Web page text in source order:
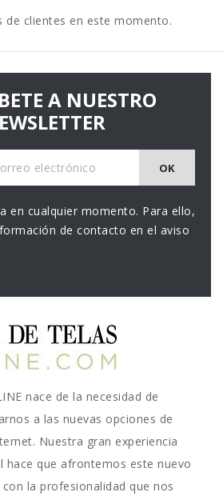
de clientes en este momento.
A NUESTRO
en cualquier momento. Para ello,
de contacto en el aviso
nace de la necesidad de
a las nuevas opciones de
Nuestra gran experiencia
que afrontemos este nuevo
la profesionalidad que nos